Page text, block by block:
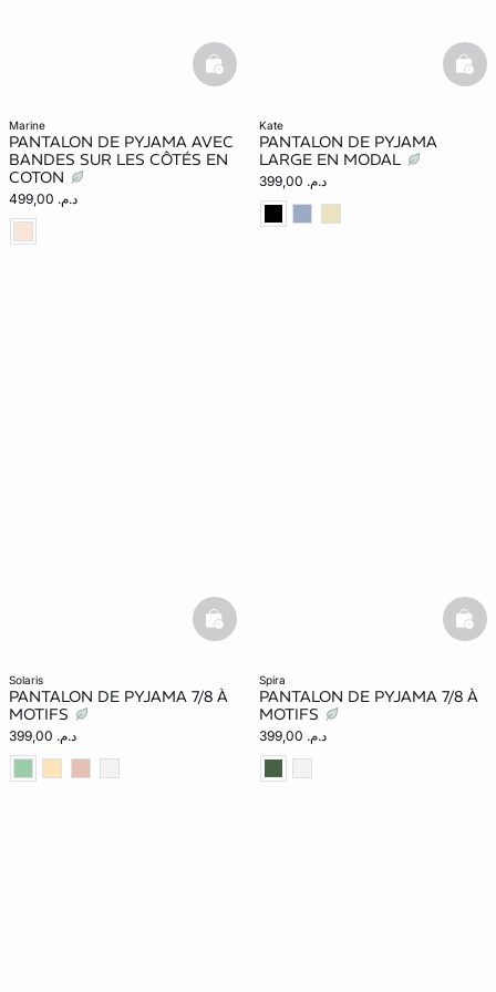
marine
PANTALON DE PYJAMA AVEC
BANDES SUR LES CÔTÉS EN
COTON
د.م. 499,00
basketfull
kate
PANTALON DE PYJAMA
LARGE EN MODAL
د.م. 399,00
solaris
PANTALON DE PYJAMA 7/8 À
MOTIFS
د.م. 399,00
basketfull
spira
PANTALON DE PYJAMA 7/8 À
MOTIFS
د.م. 399,00